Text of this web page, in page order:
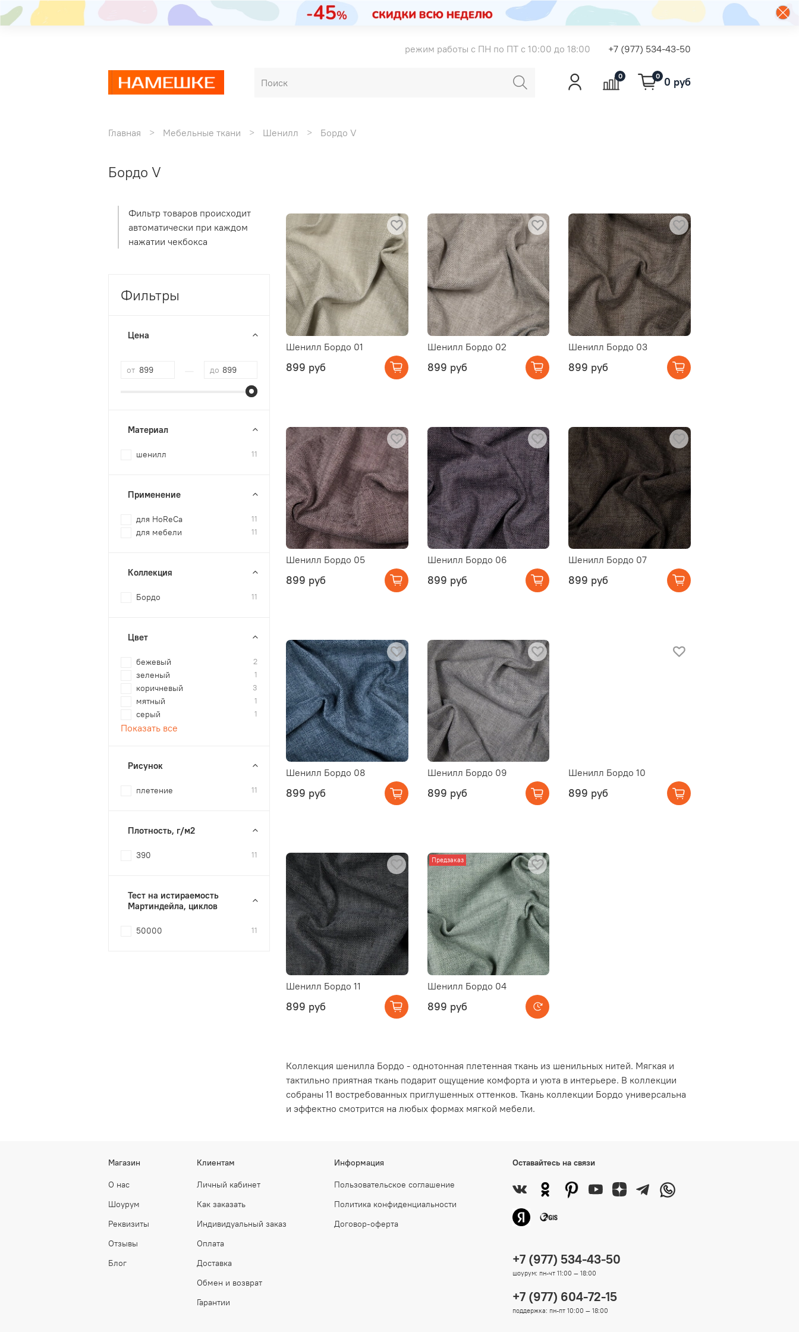
режим работы с ПН по ПТ с 10:00 до 18:00 +7 (977) 534-43-50
0 0 0 руб
Главная Мебельные ткани Шенилл Бордо V
Бордо V
Шенилл Бордо 01
899 руб
Шенилл Бордо 02
899 руб
Шенилл Бордо 03
899 руб
Шенилл Бордо 05
899 руб
Шенилл Бордо 06
899 руб
Шенилл Бордо 07
899 руб
Шенилл Бордо 08
899 руб
Шенилл Бордо 09
899 руб
Шенилл Бордо 10
899 руб
Шенилл Бордо 11
899 руб
Предзаказ
Шенилл Бордо 04
899 руб
Коллекция шенилла Бордо - однотонная плетенная ткань из шенильных нитей. Мягкая и
тактильно приятная ткань подарит ощущение комфорта и уюта в интерьере. В коллекции
собраны 11 востребованных приглушенных оттенков. Ткань коллекции Бордо универсальна
и эффектно смотрится на любых формах мягкой мебели.
Фильтр товаров происходит
автоматически при каждом
нажатии чекбокса
Фильтры
Цена
от до
Материал
шенилл 11
Применение
для HoReCa 11
для мебели 11
Коллекция
Бордо 11
Цвет
бежевый 2
зеленый 1
коричневый 3
мятный 1
серый 1
Показать все
Рисунок
плетение 11
Плотность, г/м2
390 11
Тест на истираемость
Мартиндейла, циклов
50000 11
Магазин
О нас
Шоурум
Реквизиты
Отзывы
Блог
Клиентам
Личный кабинет
Как заказать
Индивидуальный заказ
Оплата
Доставка
Обмен и возврат
Гарантии
Информация
Пользовательское соглашение
Политика конфиденциальности
Договор-оферта
Оставайтесь на связи
+7 (977) 534-43-50
шоурум: пн-чт 11:00 — 18:00
+7 (977) 604-72-15
поддержка: пн-пт 10:00 — 18:00